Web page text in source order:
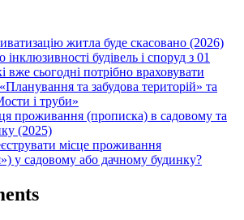
житла буде скасовано (2026)
будівель і споруд з 01
вже сьогодні потрібно враховувати
та забудова територій» та
і труби»
проживання (прописка) в садовому та
(2025)
місце проживання
у садовому або дачному будинку?